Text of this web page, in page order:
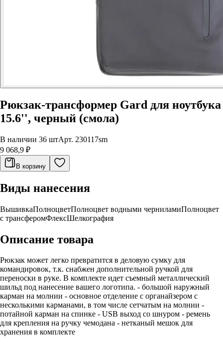
Рюкзак-трансформер Gard для ноутбука
15.6'', черный (смола)
В наличии 36 штАрт. 230117sm
9 068,9 ₽
В корзину
Виды нанесения
ВышивкаПолноцветПолноцвет водными черниламиПолноцвет
с трансферомФлексШелкография
Описание товара
Рюкзак может легко превратится в деловую сумку для
командировок, т.к. снабжен дополнительной ручкой для
переноски в руке. В комплекте идет съемный металлический
шильд под нанесение вашего логотипа. - большой наружный
карман на молнии - основное отделение с органайзером с
несколькими карманами, в том числе сетчатым на молнии -
потайной карман на спинке - USB выход со шнуром - ремень
для крепления на ручку чемодана - нетканый мешок для
хранения в комплекте